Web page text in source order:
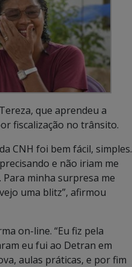
que aprendeu a
fiscalização no trânsito.
CNH foi bem fácil, simples.
e não iriam me
minha surpresa me
uma blitz”, afirmou
on-line. “Eu fiz pela
eu fui ao Detran em
aulas práticas, e por fim